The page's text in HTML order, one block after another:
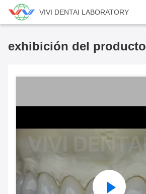
VIVI DENTAI LABORATORY
exhibición del producto